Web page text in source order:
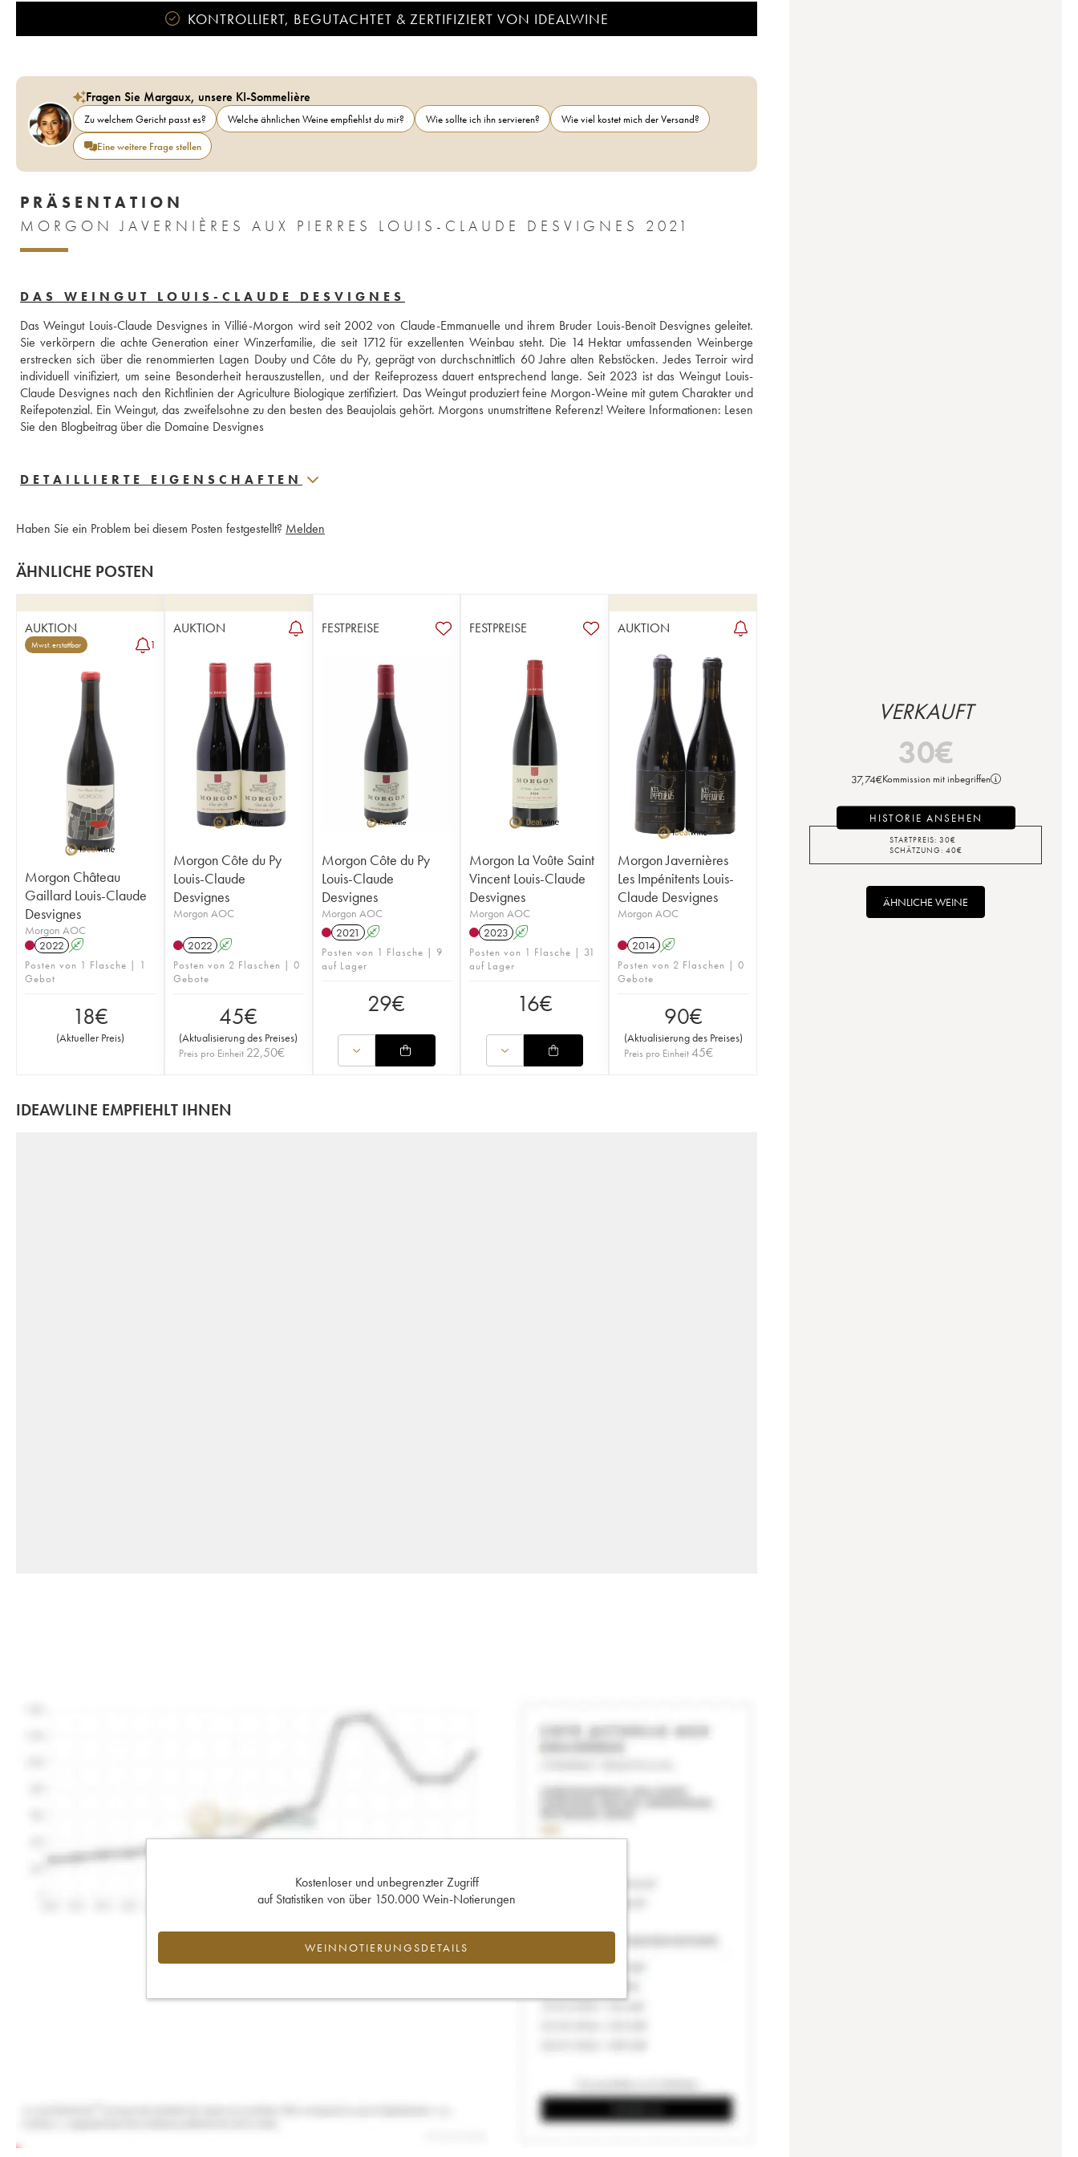
KONTROLLIERT, BEGUTACHTET & ZERTIFIZIERT VON IDEALWINE
Fragen Sie Margaux, unsere KI-Sommelière
Zu welchem Gericht passt es? Welche ähnlichen Weine empfiehlst du mir? Wie sollte ich ihn servieren?
Wie viel kostet mich der Versand?
Eine weitere Frage stellen
PRÄSENTATION
MORGON JAVERNIÈRES AUX PIERRES LOUIS-CLAUDE DESVIGNES 2021
DAS WEINGUT LOUIS-CLAUDE DESVIGNES
Das Weingut Louis-Claude Desvignes in Villié-Morgon wird seit 2002 von Claude-Emmanuelle und ihrem Bruder Louis-Benoît Desvignes geleitet.
Sie verkörpern die achte Generation einer Winzerfamilie, die seit 1712 für exzellenten Weinbau steht. Die 14 Hektar umfassenden Weinberge
erstrecken sich über die renommierten Lagen Douby und Côte du Py, geprägt von durchschnittlich 60 Jahre alten Rebstöcken. Jedes Terroir wird
individuell vinifiziert, um seine Besonderheit herauszustellen, und der Reifeprozess dauert entsprechend lange. Seit 2023 ist das Weingut Louis-
Claude Desvignes nach den Richtlinien der Agriculture Biologique zertifiziert. Das Weingut produziert feine Morgon-Weine mit gutem Charakter und
Reifepotenzial. Ein Weingut, das zweifelsohne zu den besten des Beaujolais gehört. Morgons unumstrittene Referenz! Weitere Informationen: Lesen
Sie den Blogbeitrag über die Domaine Desvignes
DETAILLIERTE EIGENSCHAFTEN
Haben Sie ein Problem bei diesem Posten festgestellt? Melden
ÄHNLICHE POSTEN
AUKTION
Mwst. erstattbar 1
Morgon Château
Gaillard Louis-Claude
Desvignes
Morgon AOC
2022 A
Posten von 1 Flasche | 1
Gebot
18€
(Aktueller Preis)
AUKTION
Morgon Côte du Py
Louis-Claude
Desvignes
Morgon AOC
2022 A
Posten von 2 Flaschen | 0
Gebote
45€
(Aktualisierung des Preises)
Preis pro Einheit 22,50€
FESTPREISE
Morgon Côte du Py
Louis-Claude
Desvignes
Morgon AOC
2021 A
Posten von 1 Flasche | 9
auf Lager
29€
FESTPREISE
Morgon La Voûte Saint
Vincent Louis-Claude
Desvignes
Morgon AOC
2023 A
Posten von 1 Flasche | 31
auf Lager
16€
AUKTION
Morgon Javernières
Les Impénitents Louis-
Claude Desvignes
Morgon AOC
2014 A
Posten von 2 Flaschen | 0
Gebote
90€
(Aktualisierung des Preises)
Preis pro Einheit 45€
IDEAWLINE EMPFIEHLT IHNEN
Kostenloser und unbegrenzter Zugriff
auf Statistiken von über 150.000 Wein-Notierungen
WEINNOTIERUNGSDETAILS
VERKAUFT
30€
37,74€Kommission mit inbegriffen
HISTORIE ANSEHEN
STARTPREIS: 30€
SCHÄTZUNG: 40€
ÄHNLICHE WEINE